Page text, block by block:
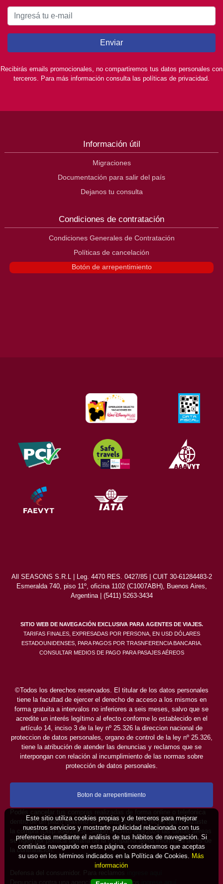
Enviar
Recibirás emails promocionales, no compartiremos tus datos personales con
terceros. Para más información consulta las políticas de privacidad.
Información útil
Migraciones
Documentación para salir del país
Dejanos tu consulta
Condiciones de contratación
Condiciones Generales de Contratación
Políticas de cancelación
Botón de arrepentimiento
All SEASONS S.R.L | Leg. 4470 RES. 0427/85 | CUIT 30-61284483-2
Esmeralda 740, piso 11º, oficina 1102 (C1007ABH), Buenos Aires,
Argentina | (5411) 5263-3434
SITIO WEB DE NAVEGACIÓN EXCLUSIVA PARA AGENTES DE VIAJES.
TARIFAS FINALES, EXPRESADAS POR PERSONA, EN USD DÓLARES
ESTADOUNIDENSES, PARA PAGOS POR TRASNFERENCIA BANCARIA.
CONSULTAR MEDIOS DE PAGO PARA PASAJES AÉREOS
©Todos los derechos reservados. El titular de los datos personales
tiene la facultad de ejercer el derecho de acceso a los mismos en
forma gratuita a intervalos no inferiores a seis meses, salvo que se
acredite un interés legítimo al efecto conforme lo establecido en el
artículo 14, inciso 3 de la ley nº 25.326 la direccion nacional de
proteccion de datos personales, organo de control de la ley nº 25.326,
tiene la atribución de atender las denuncias y reclamos que se
interpongan con relación al incumplimiento de las normas sobre
protección de datos personales.
Boton de arrepentimiento
Podés cancelar tus compras realizadas de forma online o telefonica
dentro de un plazo máximo de 10 días desde la fecha que realizaste
la compra (Disp.954/2025). Según decreto 809/2024 las tarifas aéreas
se rigen por política tarifaria de la compañía aérea informada antes de
la contratación.
Defensa del consumidor. Para reclamos
Denuncia contra una agencia. Para reclamos
Este sitio utiliza cookies propias y de terceros para mejorar
nuestros servicios y mostrarte publicidad relacionada con tus
preferencias mediante el análisis de tus hábitos de navegación. Si
continúas navegando en esta página, consideramos que aceptas
su uso en los términos indicados en la Política de Cookies. Más
información